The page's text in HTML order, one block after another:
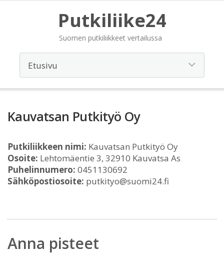
Putkiliike24
Suomen putkiliikkeet vertailussa
Kauvatsan Putkityö Oy
Putkiliikkeen nimi: Kauvatsan Putkityö Oy
Osoite: Lehtomäentie 3, 32910 Kauvatsa As
Puhelinnumero: 0451130692
Sähköpostiosoite: putkityo@suomi24.fi
Anna pisteet